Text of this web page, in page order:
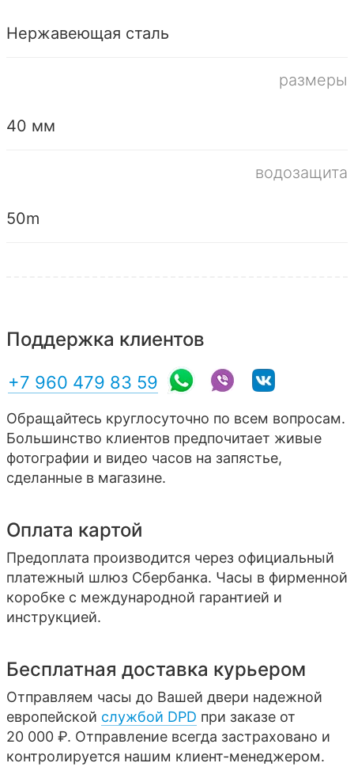
Нержавеющая сталь
размеры
40 мм
водозащита
50m
Поддержка клиентов
+7 960 479 83 59
Обращайтесь круглосуточно по всем вопросам.
Большинство клиентов предпочитает живые
фотографии и видео часов на запястье,
сделанные в магазине.
Оплата картой
Предоплата производится через официальный
платежный шлюз Сбербанка. Часы в фирменной
коробке с международной гарантией и
инструкцией.
Бесплатная доставка курьером
Отправляем часы до Вашей двери надежной
европейской службой DPD при заказе от
20 000 ₽. Отправление всегда застраховано и
контролируется нашим клиент-менеджером.